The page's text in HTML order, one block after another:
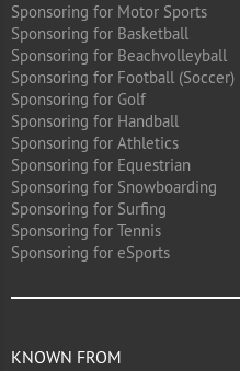
Sponsoring for Motor Sports
Sponsoring for Basketball
Sponsoring for Beachvolleyball
Sponsoring for Football (Soccer)
Sponsoring for Golf
Sponsoring for Handball
Sponsoring for Athletics
Sponsoring for Equestrian
Sponsoring for Snowboarding
Sponsoring for Surfing
Sponsoring for Tennis
Sponsoring for eSports
KNOWN FROM